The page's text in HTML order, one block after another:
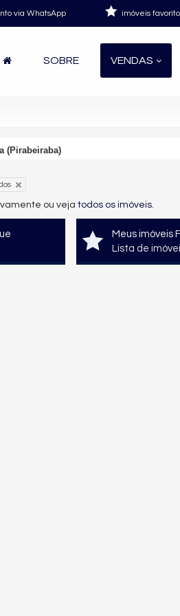
via WhatsApp imóveis
SOBRE VENDAS
(Pirabeiraba)
ou veja todos os imóveis.
Meus imóveis
Lista de